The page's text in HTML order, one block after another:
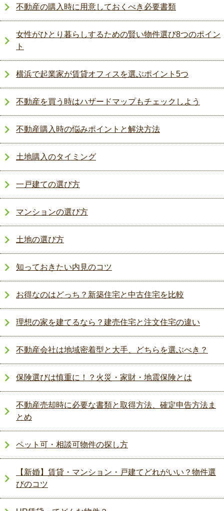
不動産の購入時に用意しておくべき必要書類
女性がひとり暮らしするための賢い物件選び8つのポイン
ト
横浜で起業家が賃貸オフィスを選ぶポイント5つ
不動産を買う時はハザードマップもチェックしよう
不動産購入時の悩みポイントと解決方法
土地購入のタイミング
一戸建ての選び方
マンションの選び方
土地の選び方
知っておきたい内見のコツ
お得なのはどっち？新築住宅と中古住宅を比較
理想の家を建てるなら？建売住宅と注文住宅の違い
不動産会社は地域密着型と大手、どちらを選ぶべき？
保険選びは慎重に！？火災・家財・地震保険とは
不動産売却時に必要な書類と取得方法、確定申告方法ま
とめ
ペット可・相談可物件の探し方
【新婚】賃貸・マンション・戸建てどれがいい？物件選
びのコツ